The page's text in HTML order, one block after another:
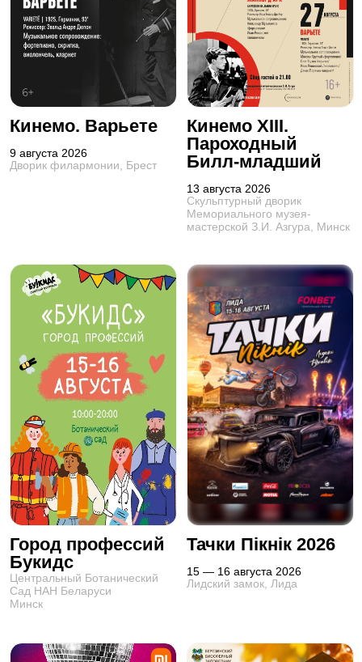
Кинемо. Варьете
9 августа 2026
Дворик филармонии, Брест
Кинемо XIII.
Пароходный
Билл-младший
13 августа 2026
Скульптурный дворик
Мемориального музея-
мастерской З.И. Азгура, Минск
Город профессий
Букидс
Центральный Ботанический
Сад НАН Беларуси
Минск
Тачки Пікнік 2026
15 — 16 августа 2026
Лидский замок, Лида